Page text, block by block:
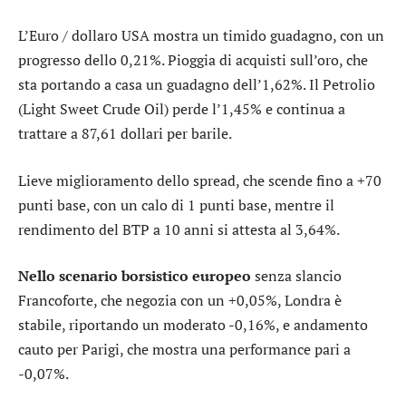
L’Euro / dollaro USAmostra un timido guadagno, con un
progresso dello 0,21%. Pioggia di acquisti sull’oro, che
sta portando a casa un guadagno dell’1,62%. Il Petrolio
(Light Sweet Crude Oil) perde l’1,45% e continua a
trattare a 87,61 dollari per barile.
Lieve miglioramento dellospread, che scende fino a +70
punti base, con un calo di 1 punti base, mentre il
rendimento del BTP a 10 anni si attesta al 3,64%.
Nello scenario borsistico europeo senza slancio
Francoforte, che negozia con un +0,05%,Londraè
stabile, riportando un moderato -0,16%, e andamento
cauto perParigi, che mostra una performance pari a
-0,07%.